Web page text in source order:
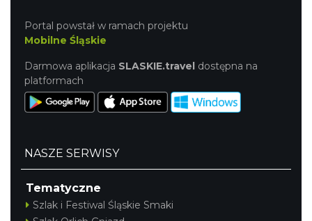
Portal powstał w ramach projektu
Mobilne Śląskie
Darmowa aplikacja SLASKIE.travel dostępna na
platformach
NASZE SERWISY
Tematyczne
Szlak i Festiwal Śląskie Smaki